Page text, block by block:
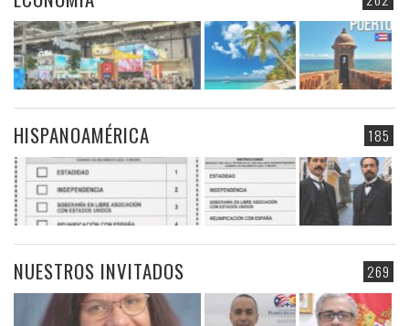
185
HISPANOAMÉRICA
269
NUESTROS INVITADOS